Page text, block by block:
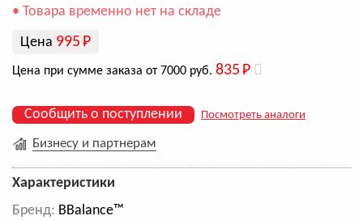
• Товара временно нет на складе
Цена 995 Р
Цена при сумме заказа от 7000 руб. 835 Р
Сообщить о поступлении Посмотреть аналоги
Бизнесу и партнерам
Характеристики
Бренд: BBalance™